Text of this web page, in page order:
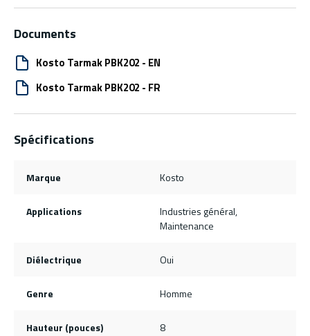
Documents
Kosto Tarmak PBK202 - EN
Kosto Tarmak PBK202 - FR
Spécifications
Marque Kosto
Applications
Industries général,
Maintenance
Diélectrique Oui
Genre Homme
Hauteur (pouces) 8